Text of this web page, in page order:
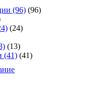
(96) (96)
(24)
(13)
(41) (41)